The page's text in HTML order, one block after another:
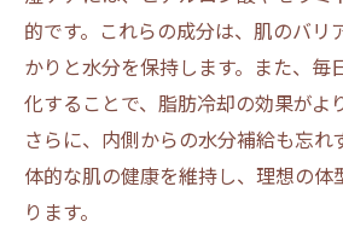
脂肪冷却後のアフターケアで
脂肪冷却後に役立つリラ
脂肪冷却後の効果を引き
クニック
脂肪冷却後におすすめの
的です。これらの成分は、肌のバリ
かりと水分を保持します。また、毎
化することで、脂肪冷却の効果がよ
さらに、内側からの水分補給も忘れ
体的な肌の健康を維持し、理想の体
ります。